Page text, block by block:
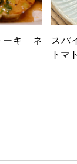
ーキ ネ
スパ
トマ